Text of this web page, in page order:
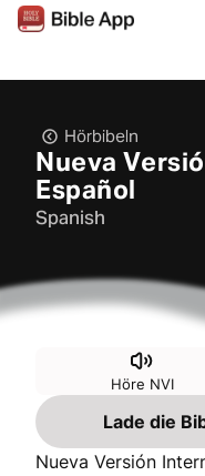
Hörbibeln
Nueva
Español
Spanish
Höre NVI
Lade die
Nueva Versión